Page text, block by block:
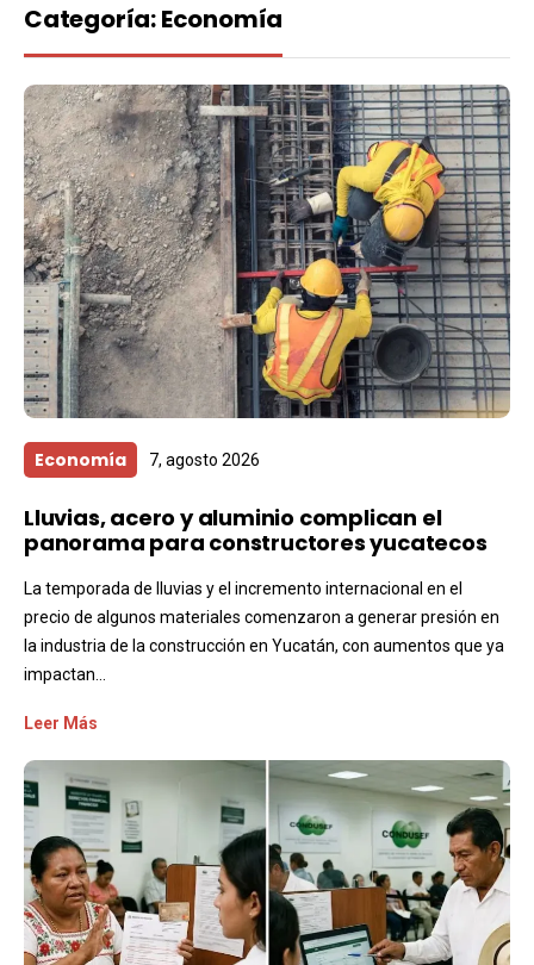
Categoría:Economía
Economía 7, agosto 2026
Lluvias, acero y aluminio complican el
panorama para constructores yucatecos
La temporada de lluvias y el incremento internacional en el
precio de algunos materiales comenzaron a generar presión en
la industria de la construcción en Yucatán, con aumentos que ya
impactan...
Leer Más